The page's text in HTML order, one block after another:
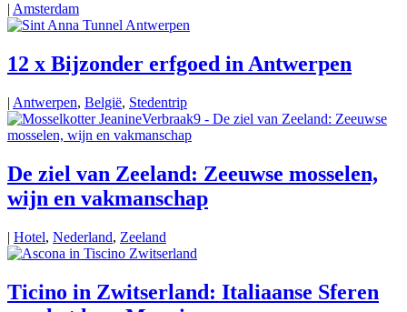
| Amsterdam
12 x Bijzonder erfgoed in Antwerpen
| Antwerpen, België, Stedentrip
De ziel van Zeeland: Zeeuwse mosselen,
wijn en vakmanschap
| Hotel, Nederland, Zeeland
Ticino in Zwitserland: Italiaanse Sferen